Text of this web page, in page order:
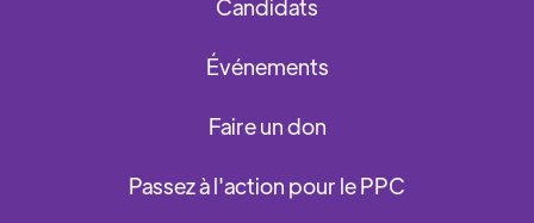
Candidats
Événements
Faire un don
Passez à l'action pour le PPC